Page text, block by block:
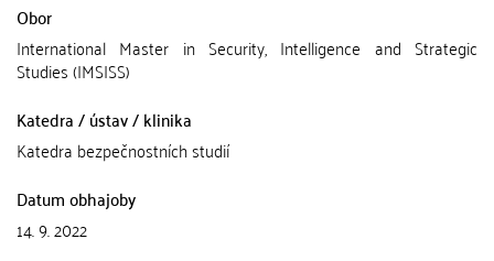
Obor
International Master in Security, Intelligence and Strategic
Studies (IMSISS)
Katedra / ústav / klinika
Katedra bezpečnostních studií
Datum obhajoby
14. 9. 2022